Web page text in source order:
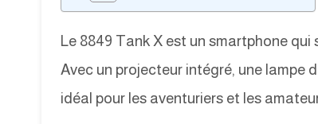
Le 8849 Tank X est un smartphone
Avec un projecteur intégré, une lampe
idéal pour les aventuriers et les